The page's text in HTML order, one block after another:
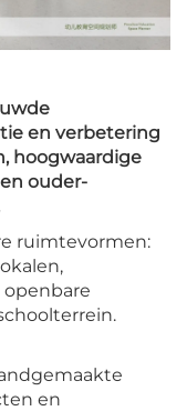
en verbetering
hoogwaardige
ouder-
ruimtevormen:
en